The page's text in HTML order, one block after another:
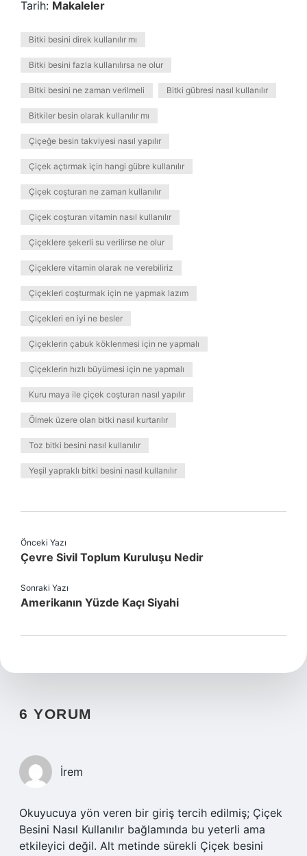
Tarih: Makaleler
Bitki besini direk kullanılır mı
Bitki besini fazla kullanılırsa ne olur
Bitki besini ne zaman verilmeli Bitki gübresi nasıl kullanılır
Bitkiler besin olarak kullanılır mı
Çiçeğe besin takviyesi nasıl yapılır
Çiçek açtırmak için hangi gübre kullanılır
Çiçek coşturan ne zaman kullanılır
Çiçek coşturan vitamin nasıl kullanılır
Çiçeklere şekerli su verilirse ne olur
Çiçeklere vitamin olarak ne verebiliriz
Çiçekleri coşturmak için ne yapmak lazım
Çiçekleri en iyi ne besler
Çiçeklerin çabuk köklenmesi için ne yapmalı
Çiçeklerin hızlı büyümesi için ne yapmalı
Kuru maya ile çiçek coşturan nasıl yapılır
Ölmek üzere olan bitki nasıl kurtarılır
Toz bitki besini nasıl kullanılır
Yeşil yapraklı bitki besini nasıl kullanılır
Önceki Yazı
Çevre Sivil Toplum Kuruluşu Nedir
Sonraki Yazı
Amerikanın Yüzde Kaçı Siyahi
6 YORUM
İrem
Okuyucuya yön veren bir giriş tercih edilmiş; Çiçek
Besini Nasıl Kullanılır bağlamında bu yeterli ama
etkileyici değil. Alt metinde sürekli Çiçek besini